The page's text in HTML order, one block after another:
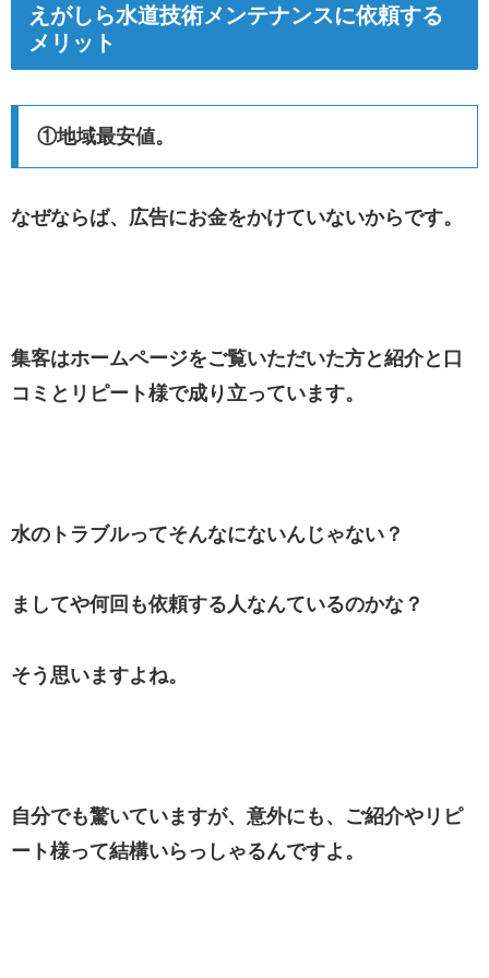
えがしら水道技術メンテナンスに依頼する
メリット
①地域最安値。
なぜならば、広告にお金をかけていないからです。
集客はホームページをご覧いただいた方と紹介と口
コミとリピート様で成り立っています。
水のトラブルってそんなにないんじゃない？
ましてや何回も依頼する人なんているのかな？
そう思いますよね。
自分でも驚いていますが、意外にも、ご紹介やリピ
ート様って結構いらっしゃるんですよ。